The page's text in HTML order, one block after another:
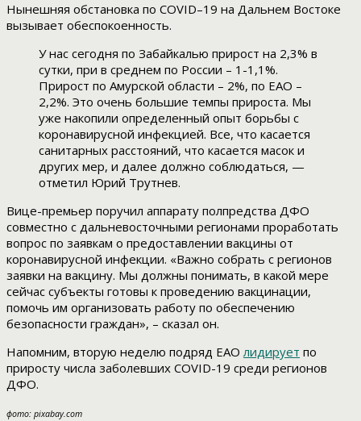
Нынешняя обстановка по COVID–19 на Дальнем Востоке
вызывает обеспокоенность.
У нас сегодня по Забайкалью прирост на 2,3% в
сутки, при в среднем по России – 1-1,1%.
Прирост по Амурской области – 2%, по ЕАО –
2,2%. Это очень большие темпы прироста. Мы
уже накопили определенный опыт борьбы с
коронавирусной инфекцией. Все, что касается
санитарных расстояний, что касается масок и
других мер, и далее должно соблюдаться, —
отметил Юрий Трутнев.
Вице-премьер поручил аппарату полпредства ДФО
совместно с дальневосточными регионами проработать
вопрос по заявкам о предоставлении вакцины от
коронавирусной инфекции. «Важно собрать с регионов
заявки на вакцину. Мы должны понимать, в какой мере
сейчас субъекты готовы к проведению вакцинации,
помочь им организовать работу по обеспечению
безопасности граждан», – сказал он.
Напомним, вторую неделю подряд ЕАОлидирует по
приросту числа заболевших COVID-19 среди регионов
ДФО.
фото: pixabay.com